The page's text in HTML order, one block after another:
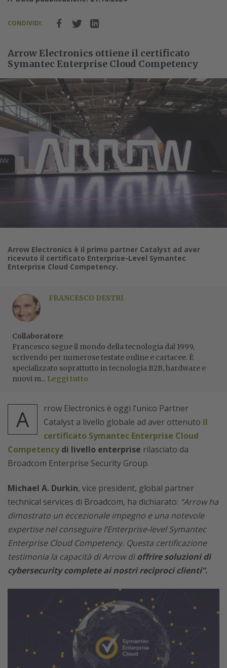
CONDIVIDI:
Arrow Electronics ottiene il certificato
Symantec Enterprise Cloud Competency
Arrow Electronics è il primo partner Catalyst ad aver
ricevuto il certificato Enterprise-Level Symantec
Enterprise Cloud Competency.
FRANCESCO DESTRI
Collaboratore
Francesco segue il mondo della tecnologia dal 1999,
scrivendo per numerose testate online e cartacee. È
specializzato soprattutto in tecnologia B2B, hardware e
nuovi m... Leggi tutto
A
rrow Electronics è oggi l’unico Partner
Catalyst a livello globale ad aver ottenuto il
certificato Symantec Enterprise Cloud
Competencydi livello enterprise rilasciato da
Broadcom Enterprise Security Group.
Michael A. Durkin, vice president, global partner
technical services di Broadcom, ha dichiarato: “Arrow ha
dimostrato un eccezionale impegno e una notevole
expertise nel conseguire l’Enterprise-level Symantec
Enterprise Cloud Competency. Questa certificazione
testimonia la capacità di Arrow dioffrire soluzioni di
cybersecurity complete ai nostri reciproci clienti”.